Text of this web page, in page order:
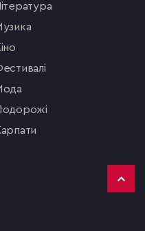
література
музика
кіно
фестивалі
мода
подорожі
Карпати